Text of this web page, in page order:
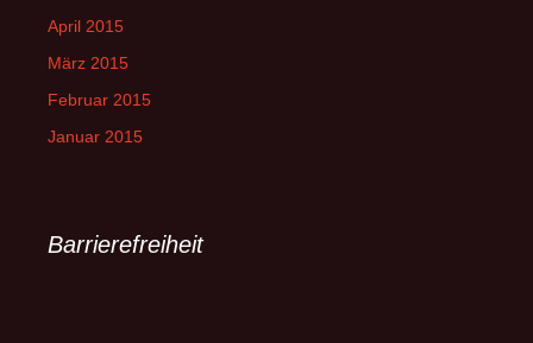
April 2015
März 2015
Februar 2015
Januar 2015
Barrierefreiheit